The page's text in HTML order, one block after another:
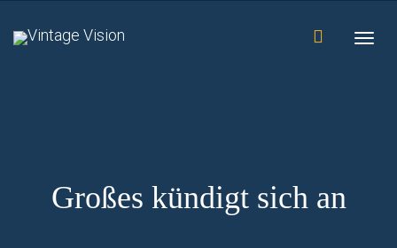
Großes kündigt sich an